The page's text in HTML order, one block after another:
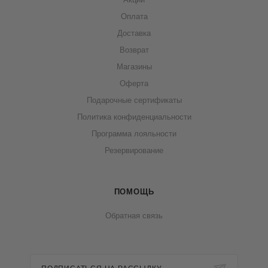
Оплата
Доставка
Возврат
Магазины
Оферта
Подарочные сертификаты
Политика конфиденциальности
Программа лояльности
Резервирование
ПОМОЩЬ
Обратная связь